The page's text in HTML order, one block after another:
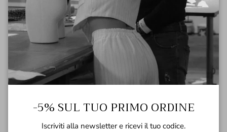
100% Made in Italy
Lavaggio
Spedizioni e Resi
-5% SUL TUO PRIMO ORDINE
Iscriviti alla newsletter e ricevi il tuo codice.